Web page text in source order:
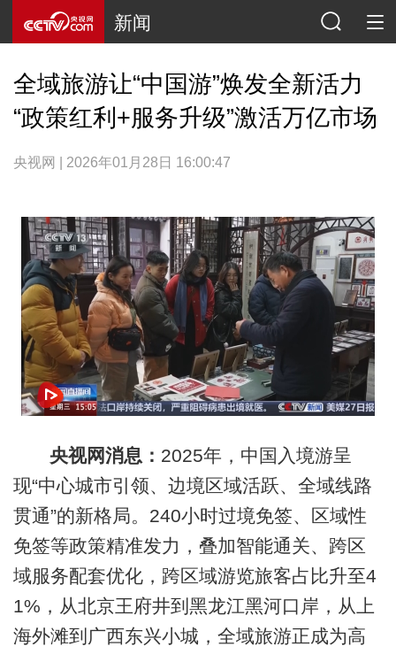
新闻
全域旅游让“中国游”焕发全新活力
“政策红利+服务升级”激活万亿市场
央视网 | 2026年01月28日 16:00:47
央视网消息： 2025年，中国入境游呈
现“中心城市引领、边境区域活跃、全域线路
贯通”的新格局。240小时过境免签、区域性
免签等政策精准发力，叠加智能通关、跨区
域服务配套优化，跨区域游览旅客占比升至4
1%，从北京王府井到黑龙江黑河口岸，从上
海外滩到广西东兴小城，全域旅游正成为高